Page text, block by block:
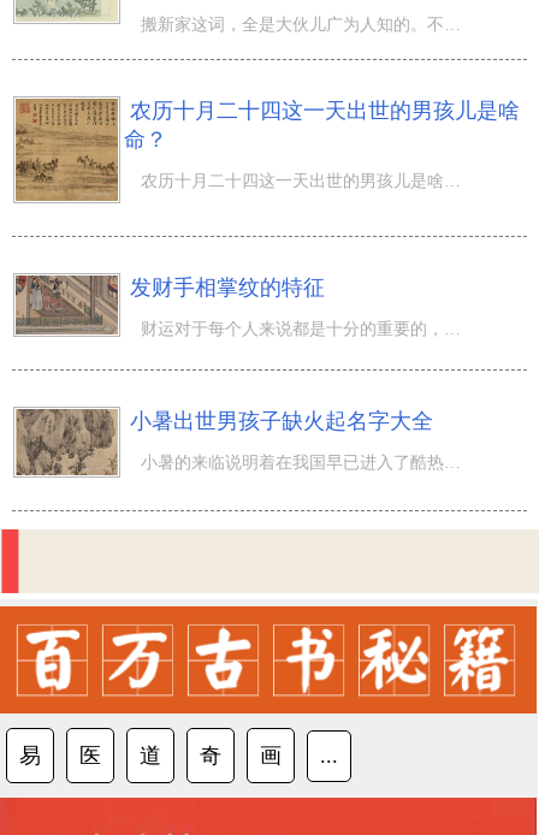
搬新家这词，全是大伙儿广为人知的。不论是乔迁之喜還是租房子买房，都必须搬新家。那搬家风水常见问题关联
农历十月二十四这一天出世的男孩儿是啥
命？
农历十月二十四这一天出世的男孩儿是啥命？运势，一是命，指先天性所赋的天性；二曰运，指人生道路各环节的
发财手相掌纹的特征
财运对于每个人来说都是十分的重要的，甚至可以说财运通常都是放在首位的，而且找人看相的时候往往都会将财
小暑出世男孩子缺火起名字大全
小暑的来临说明着在我国早已进入了酷热的夏天了，那麼在小暑这一节令出世的男孩儿五行缺火得话，能够起哪些
易 医 道 奇 画 ...